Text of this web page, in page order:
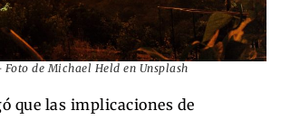
de Michael Held en Unsplash
que las implicaciones de